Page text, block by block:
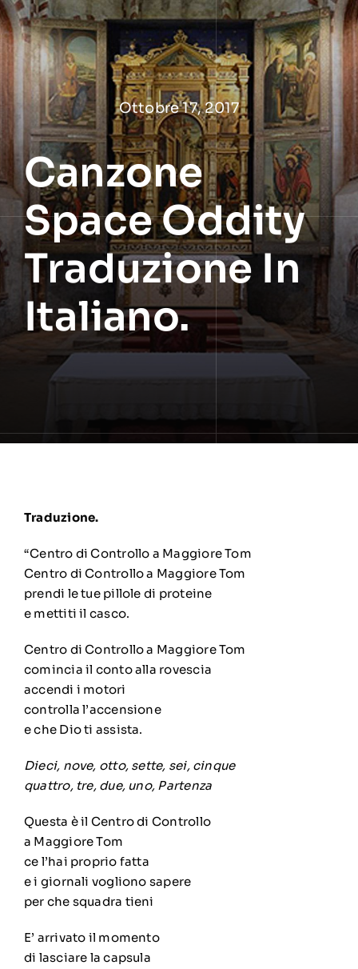
Salta
al
contenuto
Ottobre 17, 2017
Canzone
Space Oddity
Traduzione In
Italiano.
Traduzione.
“Centro di Controllo a Maggiore Tom
Centro di Controllo a Maggiore Tom
prendi le tue pillole di proteine
e mettiti il casco.
Centro di Controllo a Maggiore Tom
comincia il conto alla rovescia
accendi i motori
controlla l’accensione
e che Dio ti assista.
Dieci, nove, otto, sette, sei, cinque
quattro, tre, due, uno, Partenza
Questa è il Centro di Controllo
a Maggiore Tom
ce l’hai proprio fatta
e i giornali vogliono sapere
per che squadra tieni
E’ arrivato il momento
di lasciare la capsula